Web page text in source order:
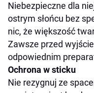
Niebezpieczne dla
ostrym słońcu bez
nic, że większość
Zawsze przed
odpowiednim
Ochrona w sticku
Nie rezygnuj ze